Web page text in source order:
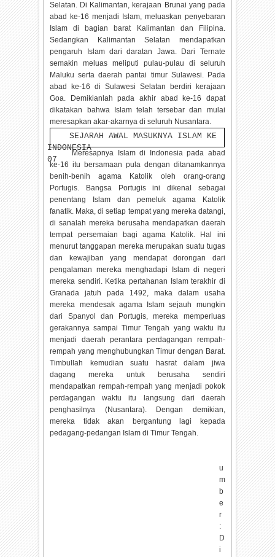
Selatan. Di Kalimantan, kerajaan Brunai yang pada
abad ke-16 menjadi Islam, meluaskan penyebaran
Islam di bagian barat Kalimantan dan Filipina.
Sedangkan Kalimantan Selatan mendapatkan
pengaruh Islam dari daratan Jawa. Dari Ternate
semakin meluas meliputi pulau-pulau di seluruh
Maluku serta daerah pantai timur Sulawesi. Pada
abad ke-16 di Sulawesi Selatan berdiri kerajaan
Goa. Demikianlah pada akhir abad ke-16 dapat
dikatakan bahwa Islam telah tersebar dan mulai
meresapkan akar-akarnya di seluruh Nusantara.
SEJARAH AWAL MASUKNYA ISLAM KE
INDONESIA
07
Meresapnya Islam di Indonesia pada abad
ke-16 itu bersamaan pula dengan ditanamkannya
benih-benih agama Katolik oleh orang-orang
Portugis. Bangsa Portugis ini dikenal sebagai
penentang Islam dan pemeluk agama Katolik
fanatik. Maka, di setiap tempat yang mereka datangi,
di sanalah mereka berusaha mendapatkan daerah
tempat persemaian bagi agama Katolik. Hal ini
menurut tanggapan mereka merupakan suatu tugas
dan kewajiban yang mendapat dorongan dari
pengalaman mereka menghadapi Islam di negeri
mereka sendiri. Ketika pertahanan Islam terakhir di
Granada jatuh pada 1492, maka dalam usaha
mereka mendesak agama Islam sejauh mungkin
dari Spanyol dan Portugis, mereka memperluas
gerakannya sampai Timur Tengah yang waktu itu
menjadi daerah perantara perdagangan rempah-
rempah yang menghubungkan Timur dengan Barat.
Timbullah kemudian suatu hasrat dalam jiwa
dagang mereka untuk berusaha sendiri
mendapatkan rempah-rempah yang menjadi pokok
perdagangan waktu itu langsung dari daerah
penghasilnya (Nusantara). Dengan demikian,
mereka tidak akan bergantung lagi kepada
pedagang-pedangan Islam di Timur Tengah.
S
u
m
b
e
r
:
D
i